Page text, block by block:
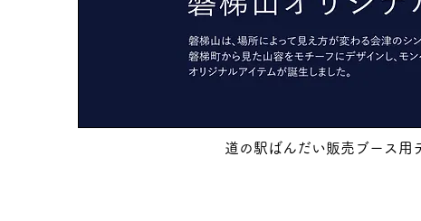
道の駅ばんだい販売ブース用